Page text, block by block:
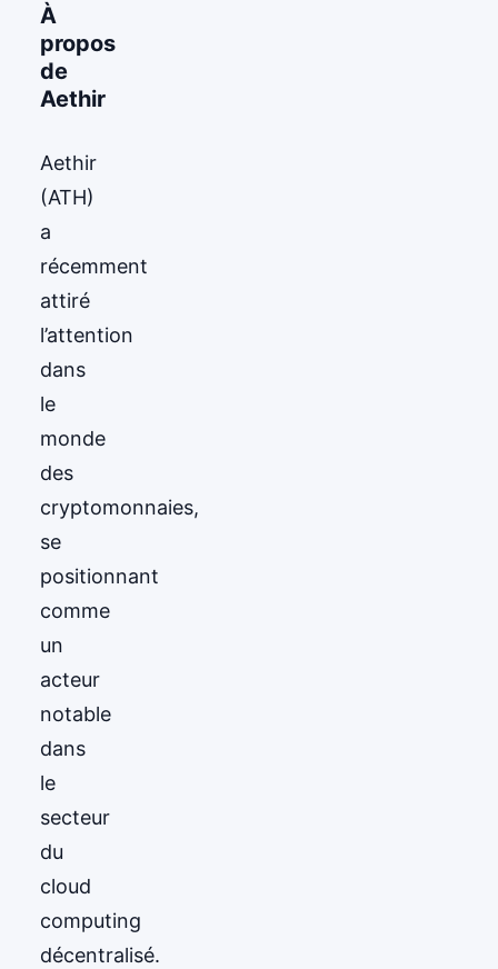
À
propos
de
Aethir
Aethir
(ATH)
a
récemment
attiré
l’attention
dans
le
monde
des
cryptomonnaies,
se
positionnant
comme
un
acteur
notable
dans
le
secteur
du
cloud
computing
décentralisé.